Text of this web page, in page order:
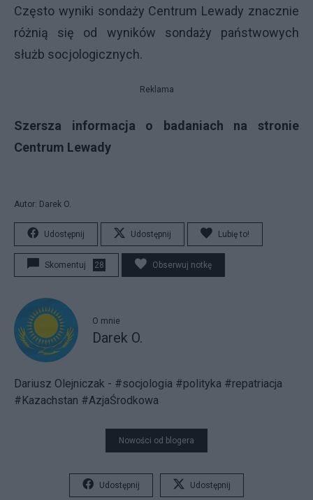
Często wyniki sondaży Centrum Lewady znacznie
różnią się od wyników sondaży państwowych
służb socjologicznych.
Reklama
Szersza informacja o badaniach na stronie
Centrum Lewady
Autor: Darek O.
Udostępnij Udostępnij Lubię to!
Skomentuj 28 Obserwuj notkę
O mnie
Darek O.
Dariusz Olejniczak - #socjologia #polityka #repatriacja
#Kazachstan #AzjaŚrodkowa
Nowości od blogera
Udostępnij Udostępnij